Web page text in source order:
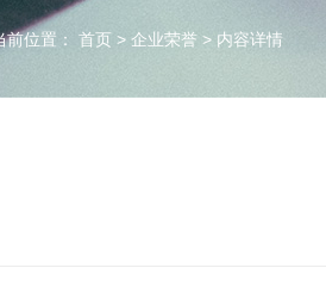
前位置： 首页 > 企业荣誉 > 内容详情